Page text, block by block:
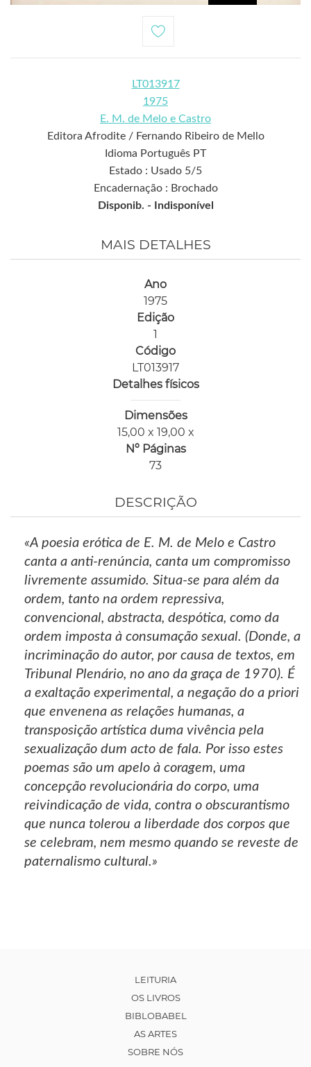
LT013917
1975
E. M. de Melo e Castro
Editora Afrodite / Fernando Ribeiro de Mello
Idioma Português PT
Estado : Usado 5/5
Encadernação : Brochado
Disponib. -
Indisponível
MAIS DETALHES
Ano
1975
Edição
1
Código
LT013917
Detalhes físicos
Dimensões
15,00 x 19,00 x
Nº Páginas
73
DESCRIÇÃO
«A poesia erótica de E. M. de Melo e Castro
canta a anti-renúncia, canta um compromisso
livremente assumido. Situa-se para além da
ordem, tanto na ordem repressiva,
convencional, abstracta, despótica, como da
ordem imposta à consumação sexual. (Donde, a
incriminação do autor, por causa de textos, em
Tribunal Plenário, no ano da graça de 1970). É
a exaltação experimental, a negação do a priori
que envenena as relações humanas, a
transposição artística duma vivência pela
sexualização dum acto de fala. Por isso estes
poemas são um apelo à coragem, uma
concepção revolucionária do corpo, uma
reivindicação de vida, contra o obscurantismo
que nunca tolerou a liberdade dos corpos que
se celebram, nem mesmo quando se reveste de
paternalismo cultural.»
LEITURIA
OS LIVROS
BIBLOBABEL
AS ARTES
SOBRE NÓS